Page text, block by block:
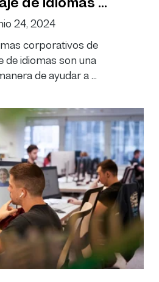
24, 2024
corporativos de
de idiomas son una
de ayudar a ...